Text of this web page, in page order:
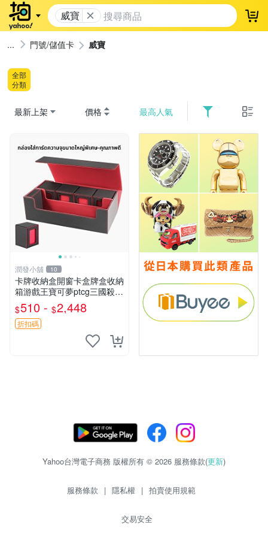
威寶 登
門號/儲值卡 威寶
全部
分類
最新上架 價格 最高人氣
潤發小舖 10
卡牌收納盒開窗卡盒牌盒收納
箱游戲王寶可夢ptcg三國殺海
賊王dtcg
$510 - $2,448
折扣碼
Yahoo台灣電子商務 版權所有 © 2026 服務條款(更新)
服務條款 | 隱私權 | 拍賣使用規範
交易安全